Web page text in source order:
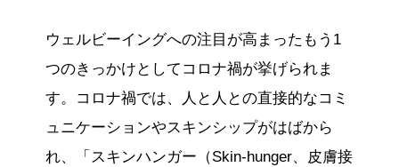
ウェルビーイングへの注目が高まったもう1
つのきっかけとしてコロナ禍が挙げられま
す。コロナ禍では、人と人との直接的なコミ
ュニケーションやスキンシップがはばから
れ、「スキンハンガー（Skin-hunger、皮膚接